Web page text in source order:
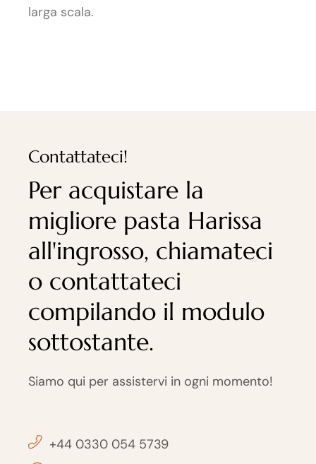
larga scala.
Contattateci!
Per acquistare la
migliore pasta Harissa
all'ingrosso, chiamateci
o contattateci
compilando il modulo
sottostante.
Siamo qui per assistervi in ogni momento!
+44 0330 054 5739